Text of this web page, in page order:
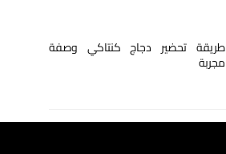
طريقة تحضير دجاج كنتاكي وصفة
مجربة